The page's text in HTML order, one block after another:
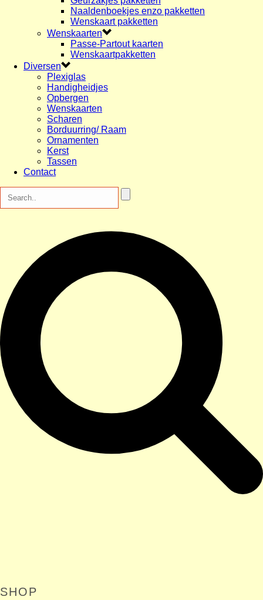
Naaldenboekjes enzo pakketten
Wenskaart pakketten
Wenskaarten
Passe-Partout kaarten
Wenskaartpakketten
Diversen
Plexiglas
Handigheidjes
Opbergen
Wenskaarten
Scharen
Borduurring/ Raam
Ornamenten
Kerst
Tassen
Contact
SHOP